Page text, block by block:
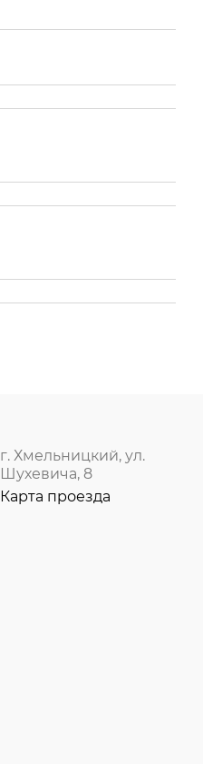
г. Хмельницкий, ул.
Шухевича, 8
Карта проезда